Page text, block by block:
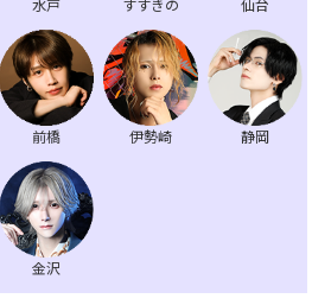
水戸 すすきの 仙台
前橋 伊勢崎 静岡
金沢